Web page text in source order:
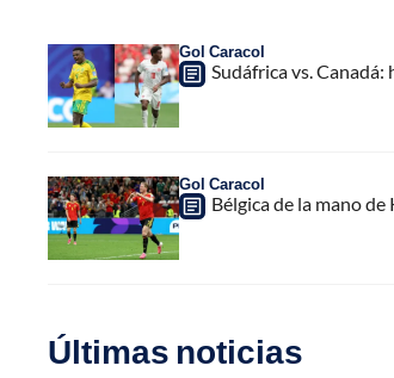
Gol Caracol
Sudáfrica vs.
Gol Caracol
Bélgica de la mano
Últimas noticias